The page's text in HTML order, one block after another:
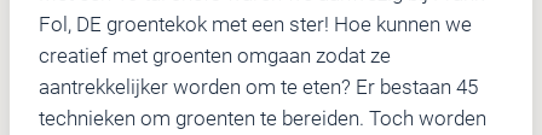
Fol, DE groentekok met een ster! Hoe kunnen we
creatief met groenten omgaan zodat ze
aantrekkelijker worden om te eten? Er bestaan 45
technieken om groenten te bereiden. Toch worden